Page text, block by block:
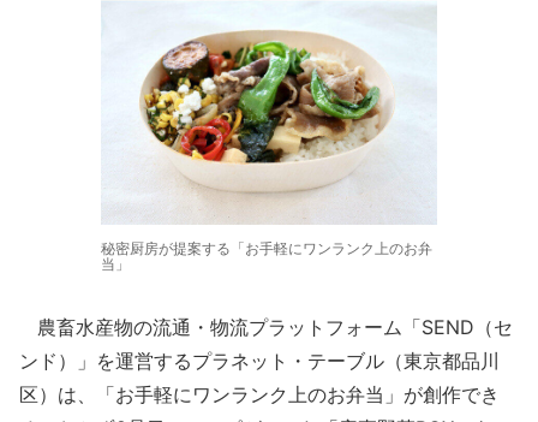
秘密厨房が提案する「お手軽にワンランク上のお弁
当」
農畜水産物の流通・物流プラットフォーム「SEND（セ
ンド）」を運営するプラネット・テーブル（東京都品川
区）は、「お手軽にワンランク上のお弁当」が創作でき